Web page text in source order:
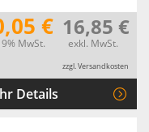
€
MwSt.
16,85 €
exkl. MwSt.
zzgl. Versandkosten
Details